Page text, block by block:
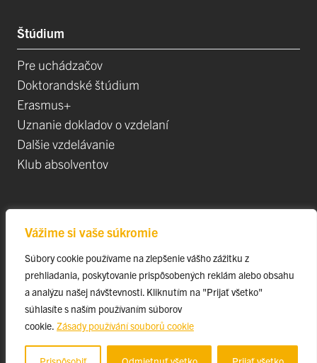
Vážime si vaše súkromie
Súbory cookie používame na zlepšenie vášho zážitku z
prehliadania, poskytovanie prispôsobených reklám alebo obsahu
a analýzu našej návštevnosti. Kliknutím na "Prijať všetko"
súhlasíte s naším používaním súborov
cookie. Zásady používání souborů cookie
Štúdium
Pre uchádzačov
Doktorandské štúdium
Erasmus+
Uznanie dokladov o vzdelaní
Dalšie vzdelávanie
Klub absolventov
Projekty
Špičkové tímy
TIP-UPJŠ
Vedecké parky
Evidencia publikačnej činnosti